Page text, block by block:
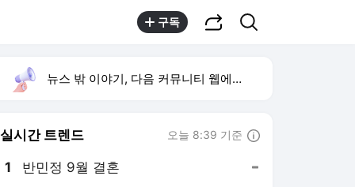
구독
뉴스 밖 이야기, 다음 커뮤니티 웹에서 보기
실시간 트렌드 오늘 8:39 기준
1 반민정 9월 결혼